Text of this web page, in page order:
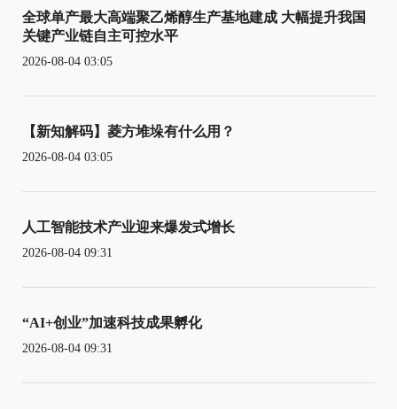
全球单产最大高端聚乙烯醇生产基地建成 大幅提升我国
关键产业链自主可控水平
2026-08-04 03:05
【新知解码】菱方堆垛有什么用？
2026-08-04 03:05
人工智能技术产业迎来爆发式增长
2026-08-04 09:31
“AI+创业”加速科技成果孵化
2026-08-04 09:31